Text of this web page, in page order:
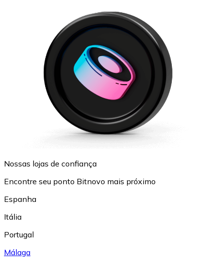
Nossas lojas de confiança
Encontre seu ponto Bitnovo mais próximo
Espanha
Itália
Portugal
Málaga